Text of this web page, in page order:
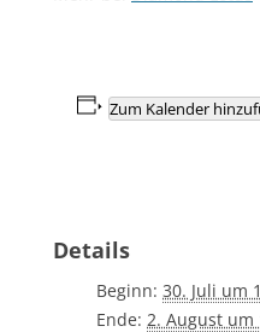
Zum Kalender
Details
Beginn: 30. Juli um
Ende: 2. August um